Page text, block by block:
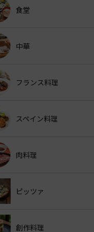
食堂
中華
フランス料理
スペイン料理
肉料理
ピッツァ
創作料理